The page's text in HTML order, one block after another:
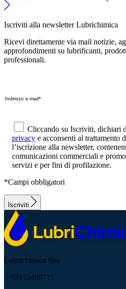
Iscriviti alla newsletter Lubrichimica
Ricevi direttamente via mail notizie,
approfondimenti su lubrificanti,
professionali.
Cliccando su Iscriviti, dichiari
privacy e acconsenti al trattamento
l’iscrizione alla newsletter,
comunicazioni commerciali e
servizi e per fini di profilazione.
*Campi obbligatori
Iscriviti
Lubrichimica Spa
- 02410480715